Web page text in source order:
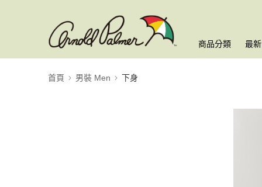
商品分類 最
首頁 男裝 Men 下身